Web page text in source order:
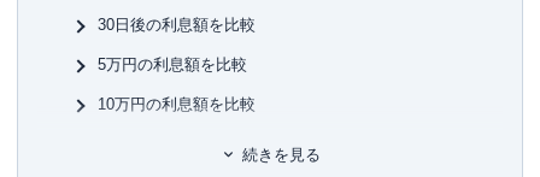
30日後の利息額を比較
5万円の利息額を比較
10万円の利息額を比較
30万円の利息額を比較
続きを見る